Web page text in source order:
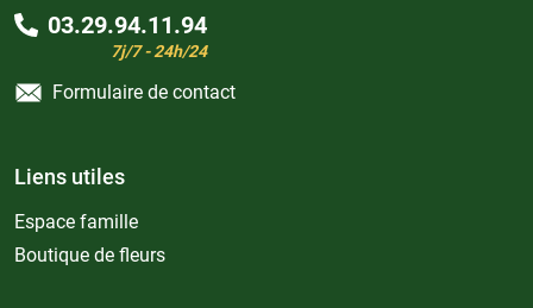
03.29.94.11.94
7j/7 - 24h/24
Formulaire de contact
Liens utiles
Espace famille
Boutique de fleurs